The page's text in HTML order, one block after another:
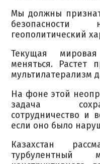
Мы должны
геополитический
Текущая
меняться. Растет
мультилатерализм
На фоне этой
задача
сотрудничество и
если оно было
Казахстан